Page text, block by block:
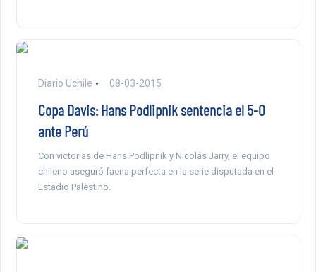
Diario Uchile 08-03-2015
Copa Davis: Hans Podlipnik sentencia el 5-0
ante Perú
Con victorias de Hans Podlipnik y Nicolás Jarry, el equipo
chileno aseguró faena perfecta en la serie disputada en el
Estadio Palestino.